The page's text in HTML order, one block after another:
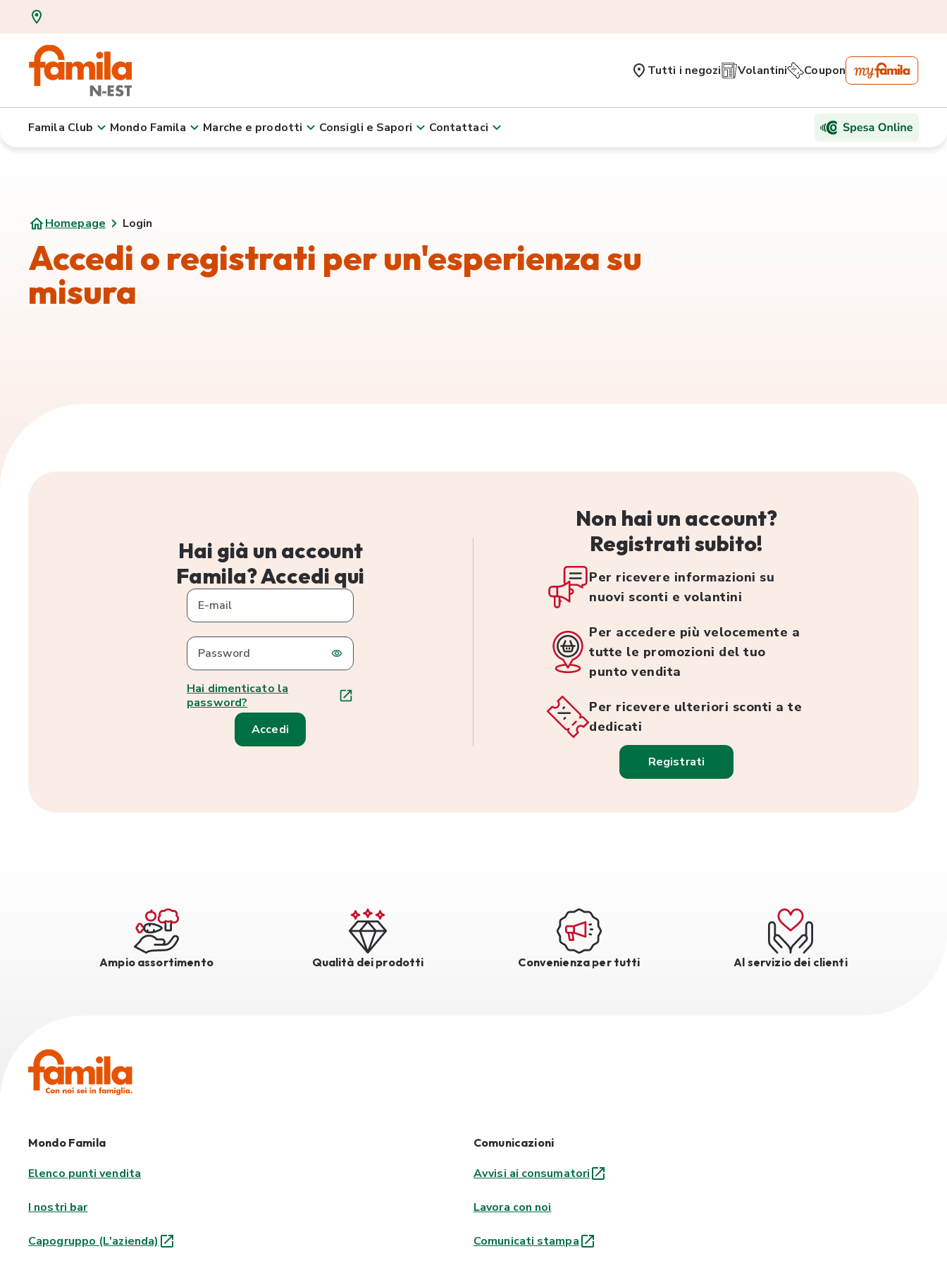
Tutti i negozi Volantini Coupon
Famila Club Mondo Famila Marche e prodotti Consigli e Sapori Contattaci
Homepage Login
Accedi o registrati per un'esperienza su
misura
Hai già un account
Famila? Accedi qui
E-mail
Password
Hai dimenticato la
password?
Accedi
Non hai un account?
Registrati subito!
Per ricevere informazioni su
nuovi sconti e volantini
Per accedere più velocemente a
tutte le promozioni del tuo
punto vendita
Per ricevere ulteriori sconti a te
dedicati
Registrati
Ampio assortimento Qualità dei prodotti Convenienza per tutti Al servizio dei clienti
Mondo Famila
Elenco punti vendita
I nostri bar
Capogruppo (L'azienda)
Comunicazioni
Avvisi ai consumatori
Lavora con noi
Comunicati stampa